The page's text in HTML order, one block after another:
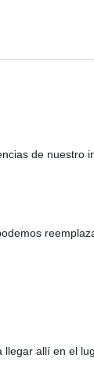
de nuestro
allí en el